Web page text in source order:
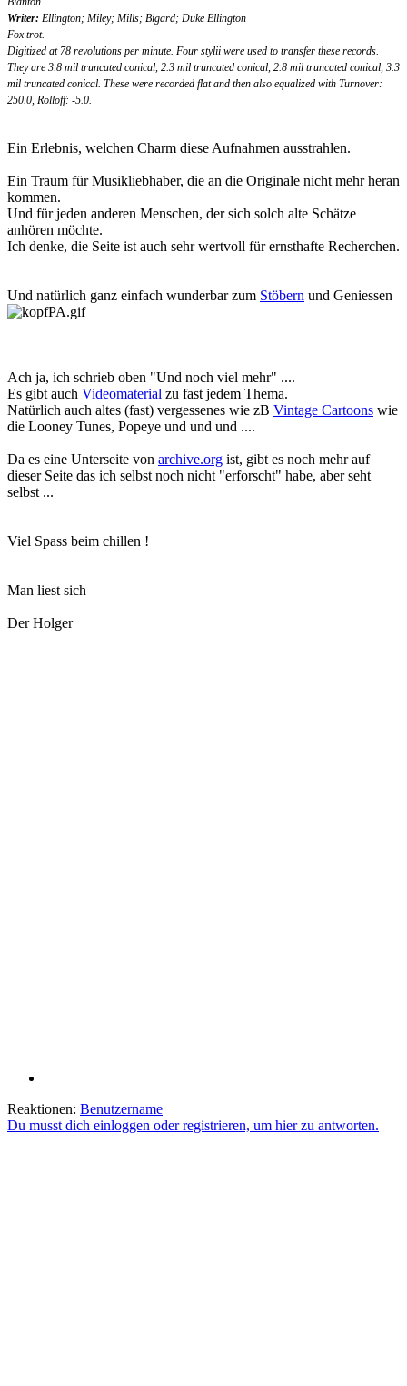
Writer: Ellington; Miley; Mills; Bigard; Duke Ellington
Fox trot.
Digitized at 78 revolutions per minute. Four stylii were used to transfer these records.
They are 3.8 mil truncated conical, 2.3 mil truncated conical, 2.8 mil truncated conical, 3.3
mil truncated conical. These were recorded flat and then also equalized with Turnover:
250.0, Rolloff: -5.0.
Ein Erlebnis, welchen Charm diese Aufnahmen ausstrahlen.
Ein Traum für Musikliebhaber, die an die Originale nicht mehr heran
kommen.
Und für jeden anderen Menschen, der sich solch alte Schätze
anhören möchte.
Ich denke, die Seite ist auch sehr wertvoll für ernsthafte Recherchen.
Und natürlich ganz einfach wunderbar zum Stöbern und Geniessen
Ach ja, ich schrieb oben "Und noch viel mehr" ....
Es gibt auch Videomaterial zu fast jedem Thema.
Natürlich auch altes (fast) vergessenes wie zB Vintage Cartoons wie
die Looney Tunes, Popeye und und und ....
Da es eine Unterseite von archive.org ist, gibt es noch mehr auf
dieser Seite das ich selbst noch nicht "erforscht" habe, aber seht
selbst ...
Viel Spass beim chillen !
Man liest sich
Der Holger
Reaktionen: Benutzername
Du musst dich einloggen oder registrieren, um hier zu antworten.